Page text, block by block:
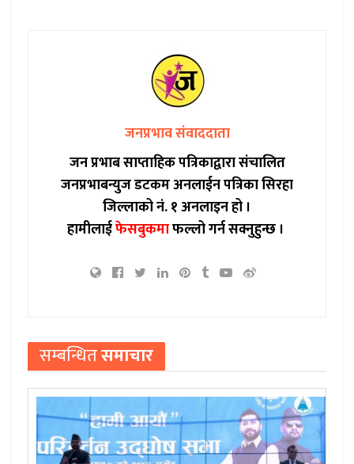
जनप्रभाव संवाददाता
जन प्रभाब साप्ताहिक पत्रिकाद्वारा संचालित
जनप्रभाबन्युज डटकम अनलाईन पत्रिका सिरहा
जिल्लाको नं. १ अनलाइन हो ।
हामीलाईफेसबुकमाफल्लो गर्न सक्नुहुन्छ ।
सम्बन्धितसमाचार